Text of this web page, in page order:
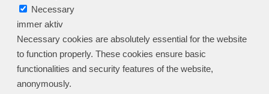
Necessary
immer aktiv
Necessary cookies are absolutely essential for the website
to function properly. These cookies ensure basic
functionalities and security features of the website,
anonymously.